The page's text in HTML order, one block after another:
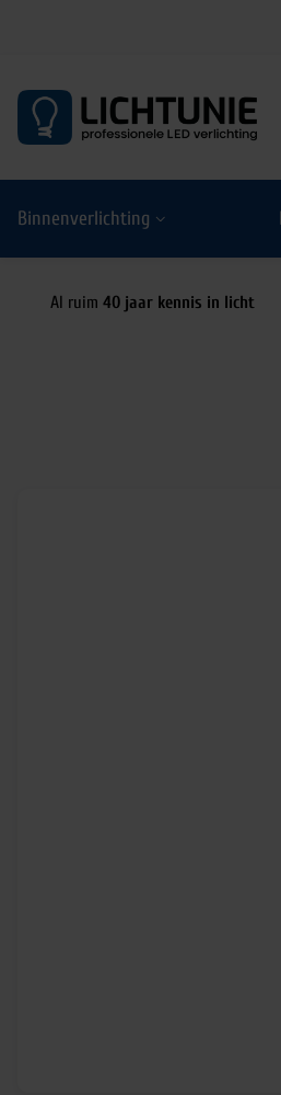
Binnenverlichting
Al ruim 40 jaar kennis in licht